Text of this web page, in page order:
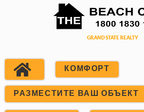
КОМФОРТ
РАЗМЕСТИТЕ ВАШ ОБЪЕКТ